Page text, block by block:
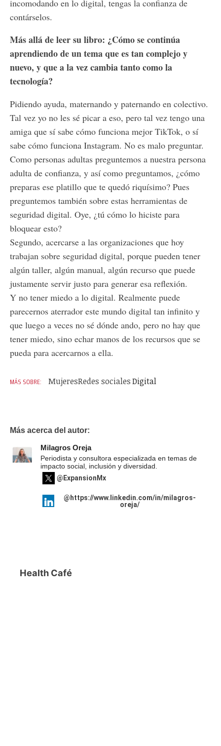
incomodando en lo digital, tengas la confianza de
contárselos.
Más allá de leer su libro: ¿Cómo se continúa
aprendiendo de un tema que es tan complejo y
nuevo, y que a la vez cambia tanto como la
tecnología?
Pidiendo ayuda, maternando y paternando en colectivo.
Tal vez yo no les sé picar a eso, pero tal vez tengo una
amiga que sí sabe cómo funciona mejor TikTok, o sí
sabe cómo funciona Instagram. No es malo preguntar.
Como personas adultas preguntemos a nuestra persona
adulta de confianza, y así como preguntamos, ¿cómo
preparas ese platillo que te quedó riquísimo? Pues
preguntemos también sobre estas herramientas de
seguridad digital. Oye, ¿tú cómo lo hiciste para
bloquear esto?
Segundo, acercarse a las organizaciones que hoy
trabajan sobre seguridad digital, porque pueden tener
algún taller, algún manual, algún recurso que puede
justamente servir justo para generar esa reflexión.
Y no tener miedo a lo digital. Realmente puede
parecernos aterrador este mundo digital tan infinito y
que luego a veces no sé dónde ando, pero no hay que
tener miedo, sino echar manos de los recursos que se
pueda para acercarnos a ella.
MujeresRedes socialesDigital
Más acerca del autor:
Milagros Oreja
Periodista y consultora especializada en temas de
impacto social, inclusión y diversidad.
@ExpansionMx
@https://www.linkedin.com/in/milagros-
oreja/
Health Café